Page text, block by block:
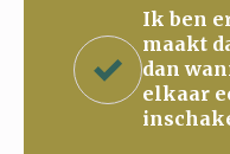
Ik ben
maakt
dan
elkaar